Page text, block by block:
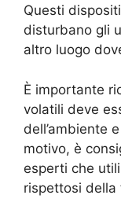
Questi
disturbano gli
altro luogo
È importante
volatili deve
dell’ambiente
motivo, è
esperti che
rispettosi della